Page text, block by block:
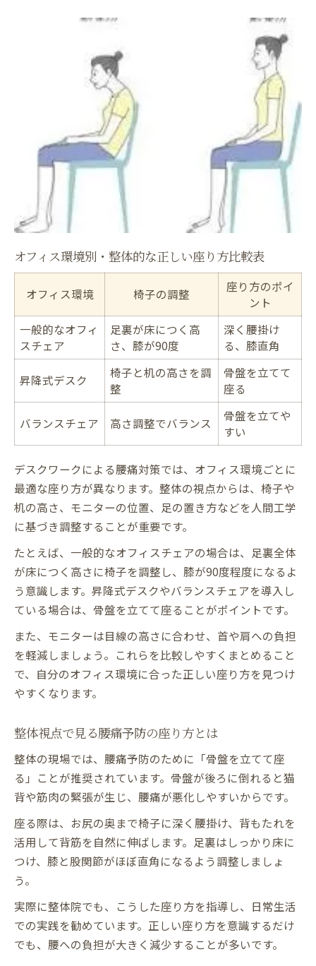
クッション活用時の正しい骨盤サポート法
座り方の違いによるクッション効果の変化
骨盤矯正に役立つクッションの使い方解説
座りっぱなし対策に整体が役立つ理由とは
整体施術とセルフケアの効果比較表
デスクワーク腰痛に整体が効く仕組み
腰痛予防に欠かせない整体のサポート力
座りっぱなしによる骨盤の歪み改善策
整体で体感する長時間作業の負担軽減
法
オフィスで実践できる整体式セルフケア一
整体師直伝・腰痛に効く日中の習慣
姿勢維持のための簡単セルフチェック法
整体的視点で考える猫背予防のコツ
腰痛対策に役立つオフィスグッズ活用法
猫背になりやすい座り方への整体的アプローチ
猫背を招く座り方と整体的改善ポイント表
猫背対策に有効な骨盤サポート方法
座り姿勢のクセを見直す整体の視点
猫背改善を促す日常動作の工夫
骨盤の歪みを整える日中リセット習慣のすすめ
骨盤リセット習慣のタイミングと方法一覧
整体的に推奨される日中のリセット動作
座り仕事中にできる骨盤調整のコツ
簡単エクササイズで骨盤の歪み対策
整体視点で見る骨盤ケアのポイント
オフィス環境別・整体的な正しい座り方比較表
オフィス環境 椅子の調整
座り方のポイ
ント
一般的なオフィ
スチェア
足裏が床につく高
さ、膝が90度
深く腰掛け
る、膝直角
昇降式デスク
椅子と机の高さを調
整
骨盤を立てて
座る
バランスチェア 高さ調整でバランス
骨盤を立てや
すい
デスクワークによる腰痛対策では、オフィス環境ごとに
最適な座り方が異なります。整体の視点からは、椅子や
机の高さ、モニターの位置、足の置き方などを人間工学
に基づき調整することが重要です。
たとえば、一般的なオフィスチェアの場合は、足裏全体
が床につく高さに椅子を調整し、膝が90度程度になるよ
う意識します。昇降式デスクやバランスチェアを導入し
ている場合は、骨盤を立てて座ることがポイントです。
また、モニターは目線の高さに合わせ、首や肩への負担
を軽減しましょう。これらを比較しやすくまとめること
で、自分のオフィス環境に合った正しい座り方を見つけ
やすくなります。
整体視点で見る腰痛予防の座り方とは
整体の現場では、腰痛予防のために「骨盤を立てて座
る」ことが推奨されています。骨盤が後ろに倒れると猫
背や筋肉の緊張が生じ、腰痛が悪化しやすいからです。
座る際は、お尻の奥まで椅子に深く腰掛け、背もたれを
活用して背筋を自然に伸ばします。足裏はしっかり床に
つけ、膝と股関節がほぼ直角になるよう調整しましょ
う。
実際に整体院でも、こうした座り方を指導し、日常生活
での実践を勧めています。正しい座り方を意識するだけ
でも、腰への負担が大きく減少することが多いです。